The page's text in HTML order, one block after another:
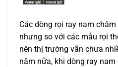
Các dòng rọi ray nam
nhưng so với các mẫu rọi
nên thị trường vẫn chưa
năm nữa, khi dòng ray